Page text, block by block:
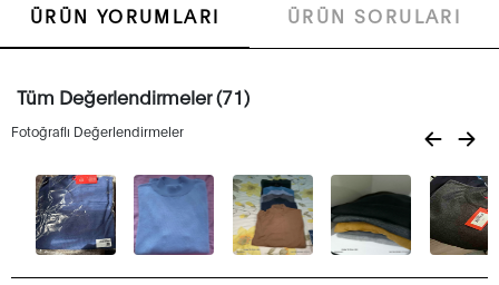
ÜRÜN YORUMLARI ÜRÜN SORULARI
Tüm Değerlendirmeler (71)
Fotoğraflı Değerlendirmeler